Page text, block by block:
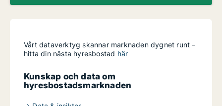
Vårt dataverktyg skannar marknaden dygnet runt –
hitta din nästa hyresbostad här
Kunskap och data om
hyresbostadsmarknaden